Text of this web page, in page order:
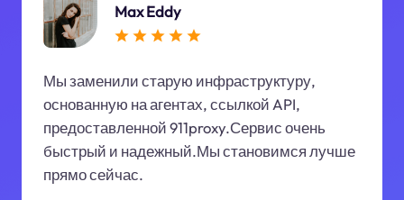
Max Eddy
Мы заменили старую инфраструктуру,
основанную на агентах, ссылкой API,
предоставленной 911proxy.Сервис очень
быстрый и надежный.Мы становимся лучше
прямо сейчас.